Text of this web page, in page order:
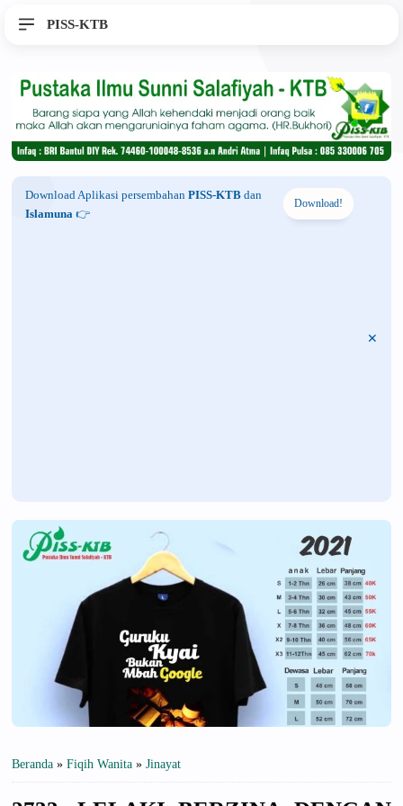
PISS-KTB
Download Aplikasi persembahan PISS-KTB dan
Islamuna 👉
Download!
Beranda » Fiqih Wanita » Jinayat